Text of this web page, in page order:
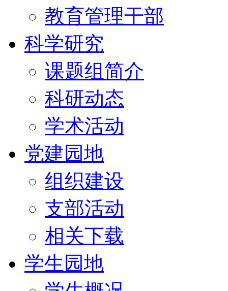
教育管理干部
科学研究
课题组简介
科研动态
学术活动
党建园地
组织建设
支部活动
相关下载
学生园地